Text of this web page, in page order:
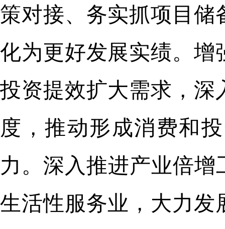
策对接、务实抓项目
化为更好发展实绩。增
投资提效扩大需求，深
度，推动形成消费和
力。深入推进产业倍增
生活性服务业，大力发